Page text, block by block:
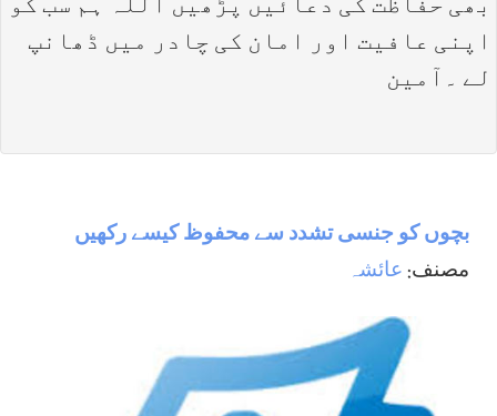
بھی حفاظت کی دعائیں پڑھیں اللہ ہم سب کو
اپنی عافیت اور امان کی چادر میں ڈھانپ
لے ۔آمین
بچوں کو جنسی تشدد سے محفوظ کیسے رکھیں
مصنف: عائشہ